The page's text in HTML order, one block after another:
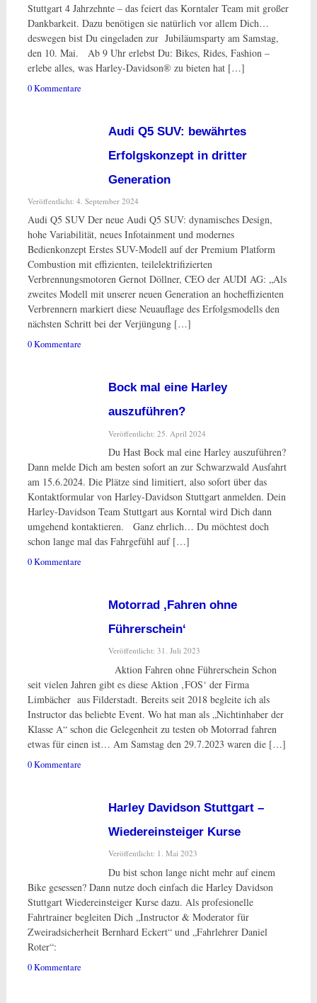
Stuttgart 4 Jahrzehnte – das feiert das Korntaler Team mit großer
Dankbarkeit. Dazu benötigen sie natürlich vor allem Dich…
deswegen bist Du eingeladen zur Jubiläumsparty am Samstag,
den 10. Mai. Ab 9 Uhr erlebst Du: Bikes, Rides, Fashion –
erlebe alles, was Harley-Davidson® zu bieten hat […]
0 Kommentare
Audi Q5 SUV: bewährtes
Erfolgskonzept in dritter
Generation
Veröffentlicht: 4. September 2024
Audi Q5 SUV Der neue Audi Q5 SUV: dynamisches Design,
hohe Variabilität, neues Infotainment und modernes
Bedienkonzept Erstes SUV-Modell auf der Premium Platform
Combustion mit effizienten, teilelektrifizierten
Verbrennungsmotoren Gernot Döllner, CEO der AUDI AG: „Als
zweites Modell mit unserer neuen Generation an hocheffizienten
Verbrennern markiert diese Neuauflage des Erfolgsmodells den
nächsten Schritt bei der Verjüngung […]
0 Kommentare
Bock mal eine Harley
auszuführen?
Veröffentlicht: 25. April 2024
Du Hast Bock mal eine Harley auszuführen?
Dann melde Dich am besten sofort an zur Schwarzwald Ausfahrt
am 15.6.2024. Die Plätze sind limitiert, also sofort über das
Kontaktformular von Harley-Davidson Stuttgart anmelden. Dein
Harley-Davidson Team Stuttgart aus Korntal wird Dich dann
umgehend kontaktieren. Ganz ehrlich… Du möchtest doch
schon lange mal das Fahrgefühl auf […]
0 Kommentare
Motorrad ‚Fahren ohne
Führerschein‘
Veröffentlicht: 31. Juli 2023
Aktion Fahren ohne Führerschein Schon
seit vielen Jahren gibt es diese Aktion ‚FOS‘ der Firma
Limbächer aus Filderstadt. Bereits seit 2018 begleite ich als
Instructor das beliebte Event. Wo hat man als „Nichtinhaber der
Klasse A“ schon die Gelegenheit zu testen ob Motorrad fahren
etwas für einen ist… Am Samstag den 29.7.2023 waren die […]
0 Kommentare
Harley Davidson Stuttgart –
Wiedereinsteiger Kurse
Veröffentlicht: 1. Mai 2023
Du bist schon lange nicht mehr auf einem
Bike gesessen? Dann nutze doch einfach die Harley Davidson
Stuttgart Wiedereinsteiger Kurse dazu. Als profesionelle
Fahrtrainer begleiten Dich „Instructor & Moderator für
Zweiradsicherheit Bernhard Eckert“ und „Fahrlehrer Daniel
Roter“:
0 Kommentare